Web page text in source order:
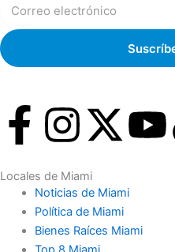
F
a
c
I
n
s
X
t
Y
Locales de Miami
Noticias de Miami
Política de Miami
Bienes Raíces Miami